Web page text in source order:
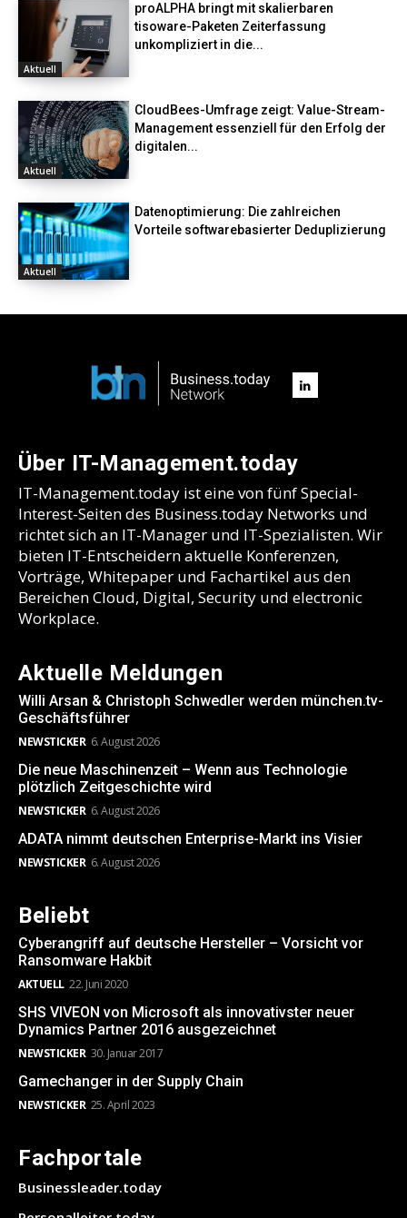
Aktuell
proALPHA bringt mit skalierbaren
tisoware-Paketen Zeiterfassung
unkompliziert in die...
Aktuell
CloudBees-Umfrage zeigt: Value-Stream-
Management essenziell für den Erfolg der
digitalen...
Aktuell
Datenoptimierung: Die zahlreichen
Vorteile softwarebasierter Deduplizierung
Über IT-Management.today
IT-Management.today ist eine von fünf Special-
Interest-Seiten des Business.today Networks und
richtet sich an IT-Manager und IT-Spezialisten. Wir
bieten IT-Entscheidern aktuelle Konferenzen,
Vorträge, Whitepaper und Fachartikel aus den
Bereichen Cloud, Digital, Security und electronic
Workplace.
Aktuelle Meldungen
Willi Arsan & Christoph Schwedler werden münchen.tv-
Geschäftsführer
NEWSTICKER 6. August 2026
Die neue Maschinenzeit – Wenn aus Technologie
plötzlich Zeitgeschichte wird
NEWSTICKER 6. August 2026
ADATA nimmt deutschen Enterprise-Markt ins Visier
NEWSTICKER 6. August 2026
Beliebt
Cyberangriff auf deutsche Hersteller – Vorsicht vor
Ransomware Hakbit
AKTUELL 22. Juni 2020
SHS VIVEON von Microsoft als innovativster neuer
Dynamics Partner 2016 ausgezeichnet
NEWSTICKER 30. Januar 2017
Gamechanger in der Supply Chain
NEWSTICKER 25. April 2023
Fachportale
Businessleader.today